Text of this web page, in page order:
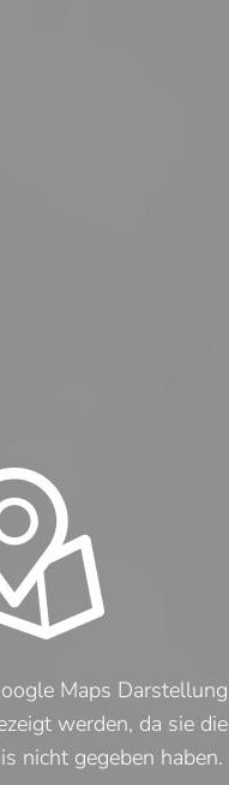
Maps Darstellung
werden, da sie die
nicht gegeben haben.